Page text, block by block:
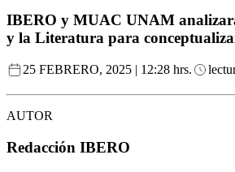
IBERO y MUAC UNAM
y la Literatura para
25 FEBRERO, 2025 | 12:28 hrs.
AUTOR
Redacción IBERO